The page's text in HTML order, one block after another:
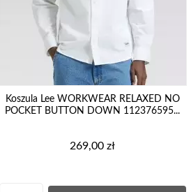
Koszula Lee WORKWEAR RELAXED NO
POCKET BUTTON DOWN 112376595...
Cena
269,00 zł